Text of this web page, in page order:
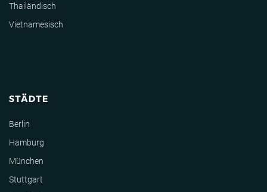
Thailändisch
Vietnamesisch
STÄDTE
Berlin
Hamburg
München
Stuttgart